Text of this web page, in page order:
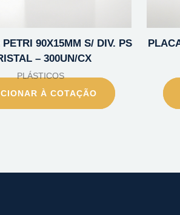
PETRI 90X15MM S/ DIV. PS
– 300UN/CX
PLÁSTICOS
À COTAÇÃO